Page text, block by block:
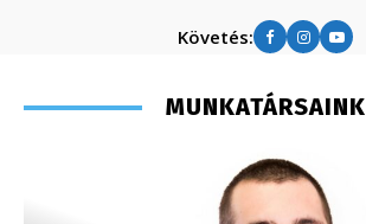
Követés:
MUNKATÁRSAINK